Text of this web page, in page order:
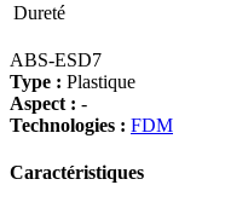
Dureté
ABS-ESD7
Type : Plastique
Aspect : -
Technologies : FDM
Caractéristiques